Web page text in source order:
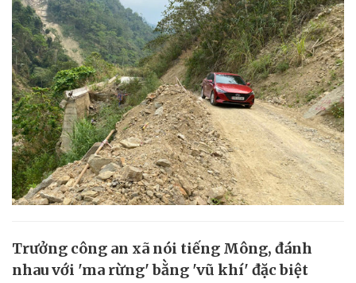
Trưởng công an xã nói tiếng Mông, đánh
nhau với 'ma rừng' bằng 'vũ khí' đặc biệt